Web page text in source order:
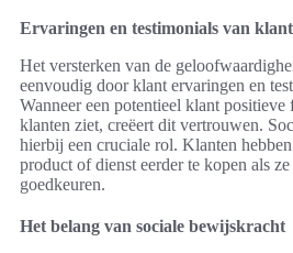
Ervaringen en testimonials van
Het versterken van de
eenvoudig door klant ervaringen en
Wanneer een potentieel klant positieve
klanten ziet, creëert dit vertrouwen.
hierbij een cruciale rol. Klanten
product of dienst eerder te kopen als
goedkeuren.
Het belang van sociale bewijskracht